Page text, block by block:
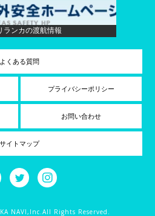
ランカの渡航情報
よくある質問
プライバシーポリシー
お問い合わせ
サイトマップ
NAVI,Inc.All Rights Reserved.